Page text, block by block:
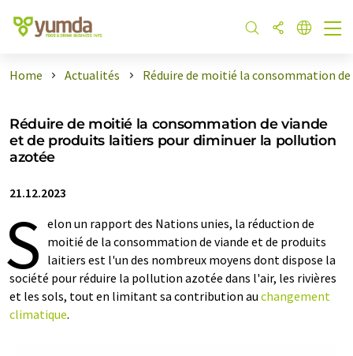
Home Actualités Réduire de moitié la consommation de
Réduire de moitié la consommation de viande
et de produits laitiers pour diminuer la pollution
azotée
21.12.2023
S elon un rapport des Nations unies, la réduction de
moitié de la consommation de viande et de produits
laitiers est l'un des nombreux moyens dont dispose la
société pour réduire la pollution azotée dans l'air, les rivières
et les sols, tout en limitant sa contribution au changement
climatique.